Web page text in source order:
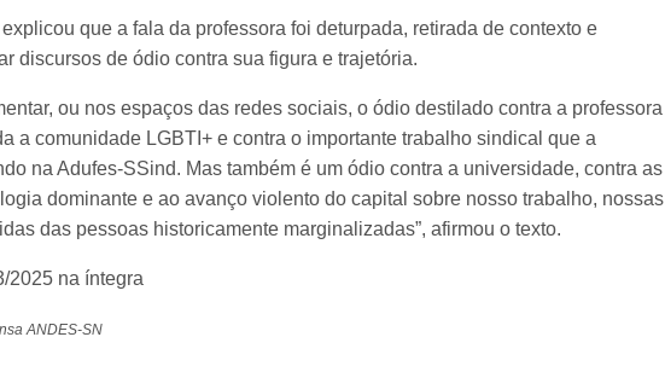
que a fala da professora foi deturpada, retirada de contexto e
discursos de ódio contra sua figura e trajetória.
ou nos espaços das redes sociais, o ódio destilado contra a professora
a comunidade LGBTI+ e contra o importante trabalho sindical que a
na Adufes-SSind. Mas também é um ódio contra a universidade, contra as
dominante e ao avanço violento do capital sobre nosso trabalho, nossas
das pessoas historicamente marginalizadas”, afirmou o texto.
2025 na íntegra
ANDES-SN